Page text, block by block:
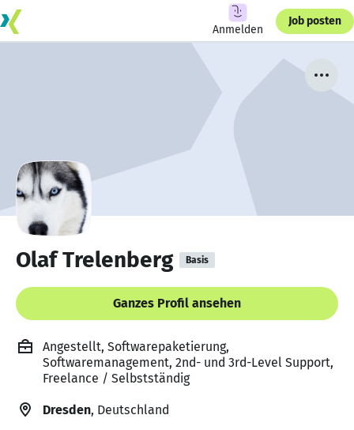
Anmelden
Job posten
Olaf Trelenberg Basis
Ganzes Profil ansehen
Angestellt, Softwarepaketierung,
Softwaremanagement, 2nd- und 3rd-Level Support,
Freelance / Selbstständig
Dresden, Deutschland